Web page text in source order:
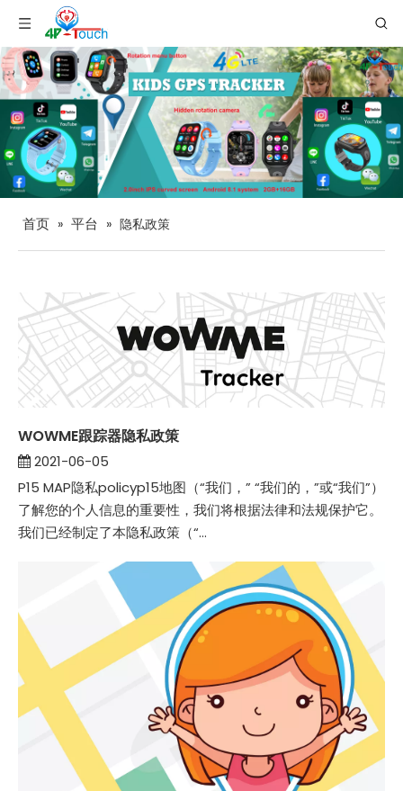
首页 » 平台 » 隐私政策
WOWME跟踪器隐私政策
2021-06-05
P15 MAP隐私policyp15地图（“我们，” “我们的，”或“我们”）
了解您的个人信息的重要性，我们将根据法律和法规保护它。
我们已经制定了本隐私政策（“...